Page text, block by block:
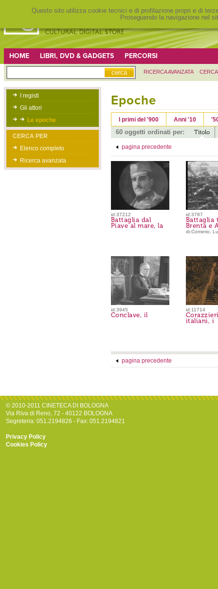
Questo sito utilizza cookie tecnici e di profilazione propri e di
Proseguendo la navigazione nel
HOME LIBRI, DVD & GADGETS PERCORSI
RICERCA AVANZATA
I registi
Gli attori
Le epoche
CERCA PER
Elenco completo
Ricerca avanzata
Epoche
I primi del '900 Anni '10
60 oggetti ordinati per: Titolo
pagina precedente
id:37212
Battaglia dal
Piave al mare, la
id:3787
Battaglia
Brenta e
di:Comerio,
id:3945
Conclave, il
id:11714
italiani, i
pagina precedente
© 2010-2011 CINETECA DI BOLOGNA
Via Riva di Reno, 72 - 40122 BOLOGNA
Segreteria: 051.2194826 - Fax: 051.2194821
Privacy Policy
Cookies Policy